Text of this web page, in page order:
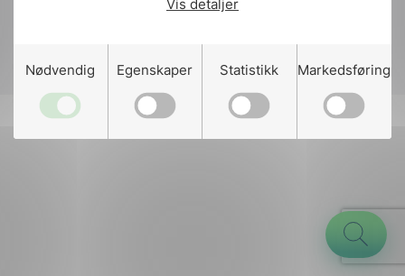
Vis detaljer
Nødvendig Egenskaper Statistikk Markedsføring